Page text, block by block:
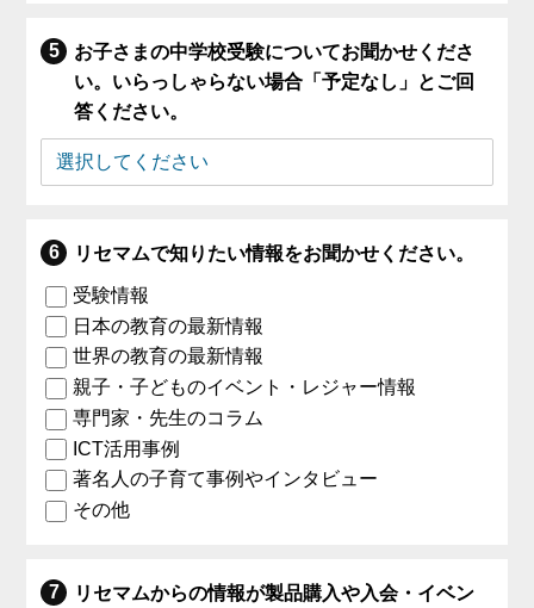
お子さまの中学校受験についてお聞かせくださ
い。いらっしゃらない場合「予定なし」とご回
答ください。
リセマムで知りたい情報をお聞かせください。
受験情報
日本の教育の最新情報
世界の教育の最新情報
親子・子どものイベント・レジャー情報
専門家・先生のコラム
ICT活用事例
著名人の子育て事例やインタビュー
その他
リセマムからの情報が製品購入や入会・イベン